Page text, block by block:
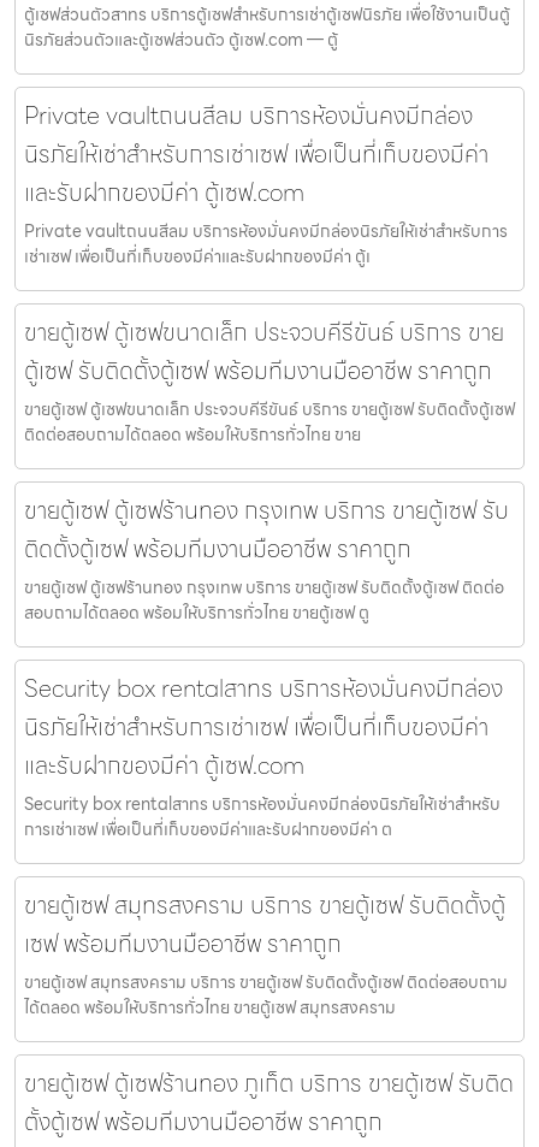
ตู้เซฟส่วนตัวสาทร บริการตู้เซฟสำหรับการเช่าตู้เซฟนิรภัย เพื่อใช้งานเป็นตู้
นิรภัยส่วนตัวและตู้เซฟส่วนตัว ตู้เซฟ.com — ตู้
Private vaultถนนสีลม บริการห้องมั่นคงมีกล่อง
นิรภัยให้เช่าสำหรับการเช่าเซฟ เพื่อเป็นที่เก็บของมีค่า
และรับฝากของมีค่า ตู้เซฟ.com
Private vaultถนนสีลม บริการห้องมั่นคงมีกล่องนิรภัยให้เช่าสำหรับการ
เช่าเซฟ เพื่อเป็นที่เก็บของมีค่าและรับฝากของมีค่า ตู้เ
ขายตู้เซฟ ตู้เซฟขนาดเล็ก ประจวบคีรีขันธ์ บริการ ขาย
ตู้เซฟ รับติดตั้งตู้เซฟ พร้อมทีมงานมืออาชีพ ราคาถูก
ขายตู้เซฟ ตู้เซฟขนาดเล็ก ประจวบคีรีขันธ์ บริการ ขายตู้เซฟ รับติดตั้งตู้เซฟ
ติดต่อสอบถามได้ตลอด พร้อมให้บริการทั่วไทย ขาย
ขายตู้เซฟ ตู้เซฟร้านทอง กรุงเทพ บริการ ขายตู้เซฟ รับ
ติดตั้งตู้เซฟ พร้อมทีมงานมืออาชีพ ราคาถูก
ขายตู้เซฟ ตู้เซฟร้านทอง กรุงเทพ บริการ ขายตู้เซฟ รับติดตั้งตู้เซฟ ติดต่อ
สอบถามได้ตลอด พร้อมให้บริการทั่วไทย ขายตู้เซฟ ตู
Security box rentalสาทร บริการห้องมั่นคงมีกล่อง
นิรภัยให้เช่าสำหรับการเช่าเซฟ เพื่อเป็นที่เก็บของมีค่า
และรับฝากของมีค่า ตู้เซฟ.com
Security box rentalสาทร บริการห้องมั่นคงมีกล่องนิรภัยให้เช่าสำหรับ
การเช่าเซฟ เพื่อเป็นที่เก็บของมีค่าและรับฝากของมีค่า ต
ขายตู้เซฟ สมุทรสงคราม บริการ ขายตู้เซฟ รับติดตั้งตู้
เซฟ พร้อมทีมงานมืออาชีพ ราคาถูก
ขายตู้เซฟ สมุทรสงคราม บริการ ขายตู้เซฟ รับติดตั้งตู้เซฟ ติดต่อสอบถาม
ได้ตลอด พร้อมให้บริการทั่วไทย ขายตู้เซฟ สมุทรสงคราม
ขายตู้เซฟ ตู้เซฟร้านทอง ภูเก็ต บริการ ขายตู้เซฟ รับติด
ตั้งตู้เซฟ พร้อมทีมงานมืออาชีพ ราคาถูก